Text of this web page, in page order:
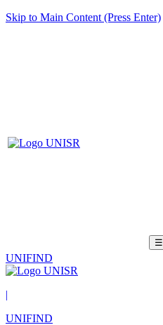
Skip to Main Content (Press Enter)
☰
UNIFIND
|
UNIFIND